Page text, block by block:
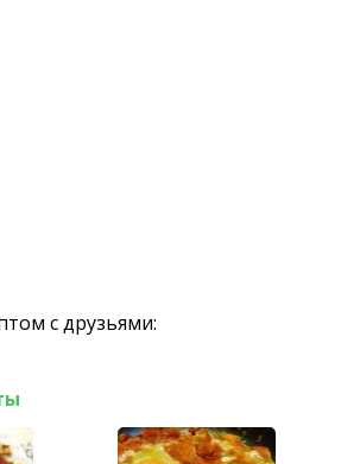
с друзьями: